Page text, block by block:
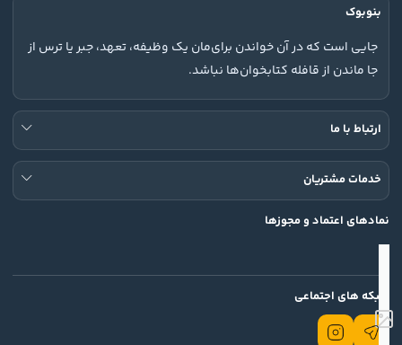
بنوبوک
جایی است که در آن خواندن برای‌مان یک وظیفه، تعهد، جبر یا ترس از
جا ماندن از قافله کتابخوان‌ها نباشد.
ارتباط با ما
خدمات مشتریان
نمادهای اعتماد و مجوزها
شبکه های اجتماعی